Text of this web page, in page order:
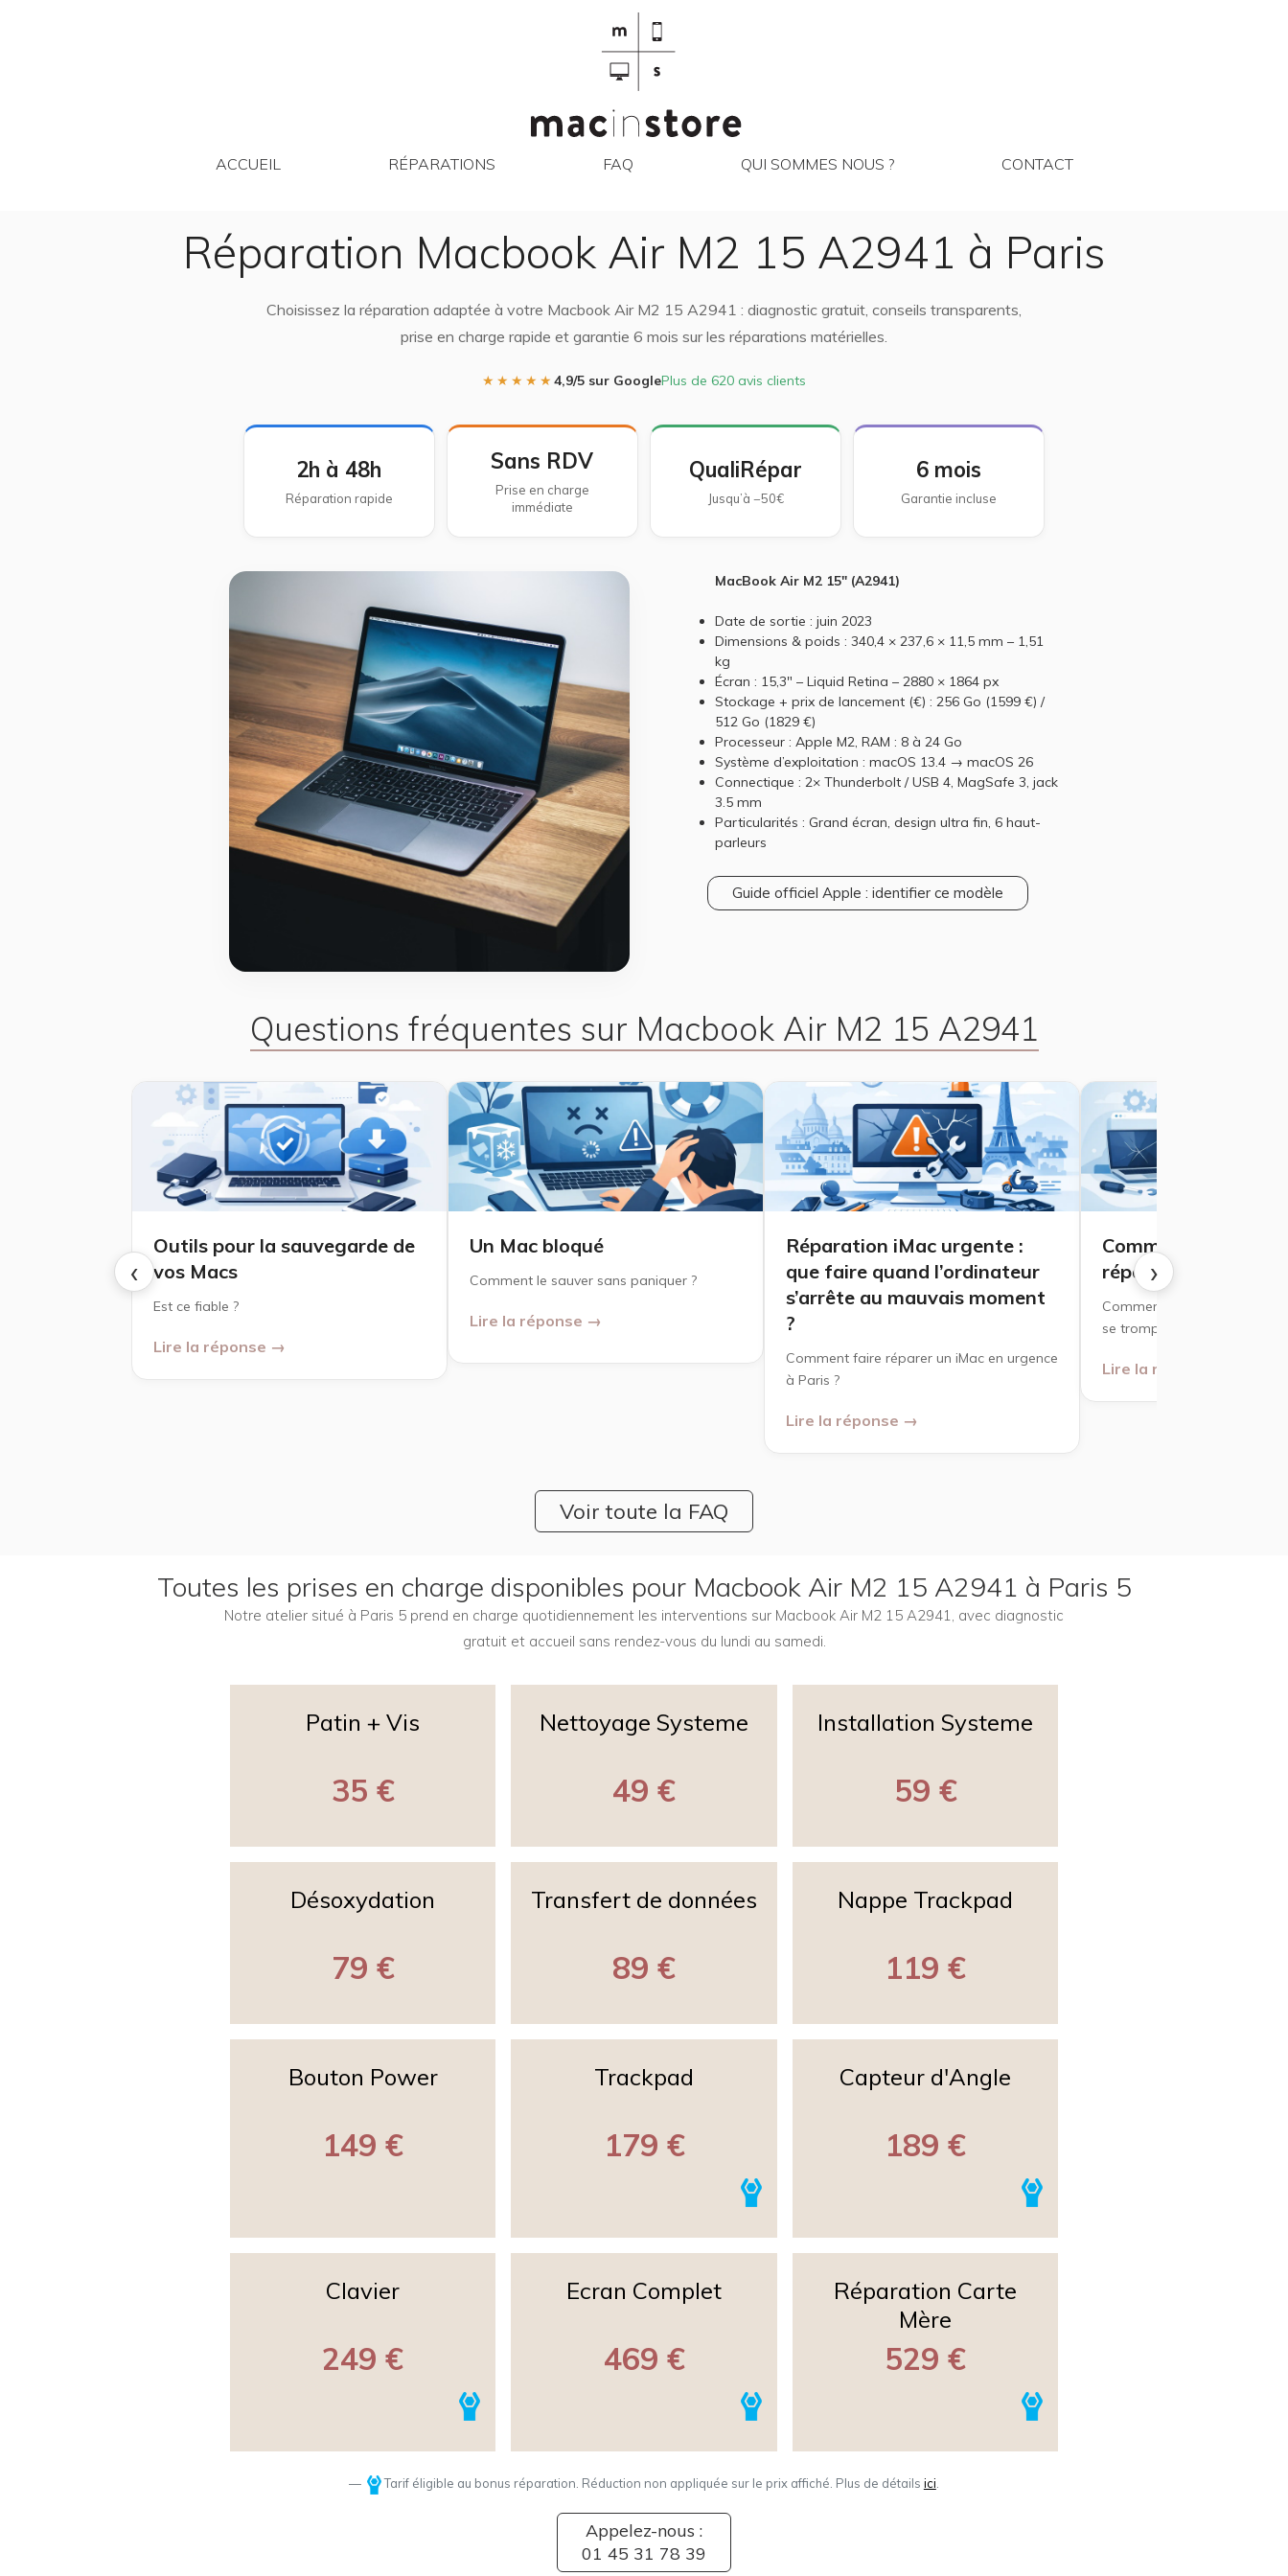
ACCUEIL RÉPARATIONS FAQ QUI SOMMES NOUS ? CONTACT
Réparation Macbook Air M2 15 A2941 à Paris
Choisissez la réparation adaptée à votre Macbook Air M2 15 A2941 : diagnostic gratuit, conseils transparents,
prise en charge rapide et garantie 6 mois sur les réparations matérielles.
★★★★★ 4,9/5 sur GooglePlus de 620 avis clients
2h à 48h
Réparation rapide
Sans RDV
Prise en charge
immédiate
QualiRépar
Jusqu’à −50€
6 mois
Garantie incluse
MacBook Air M2 15" (A2941)
Date de sortie : juin 2023
Dimensions & poids : 340,4 × 237,6 × 11,5 mm – 1,51
kg
Écran : 15,3" – Liquid Retina – 2880 × 1864 px
Stockage + prix de lancement (€) : 256 Go (1599 €) /
512 Go (1829 €)
Processeur : Apple M2, RAM : 8 à 24 Go
Système d’exploitation : macOS 13.4 → macOS 26
Connectique : 2× Thunderbolt / USB 4, MagSafe 3, jack
3.5 mm
Particularités : Grand écran, design ultra fin, 6 haut-
parleurs
Guide officiel Apple : identifier ce modèle
Questions fréquentes sur Macbook Air M2 15 A2941
‹ ›
Outils pour la sauvegarde de
vos Macs
Est ce fiable ?
Lire la réponse →
Un Mac bloqué
Comment le sauver sans paniquer ?
Lire la réponse →
Réparation iMac urgente :
que faire quand l’ordinateur
s’arrête au mauvais moment
?
Comment faire réparer un iMac en urgence
à Paris ?
Lire la réponse →
Comment choisir un
réparateur Mac
Comment choisir un
se tromper ?
Lire la réponse →
Voir toute la FAQ
Toutes les prises en charge disponibles pour Macbook Air M2 15 A2941 à Paris 5
Notre atelier situé à Paris 5 prend en charge quotidiennement les interventions sur Macbook Air M2 15 A2941, avec diagnostic
gratuit et accueil sans rendez-vous du lundi au samedi.
Patin + Vis
35 €
Nettoyage Systeme
49 €
Installation Systeme
59 €
Désoxydation
79 €
Transfert de données
89 €
Nappe Trackpad
119 €
Bouton Power
149 €
Trackpad
179 €
Capteur d'Angle
189 €
Clavier
249 €
Ecran Complet
469 €
Réparation Carte
Mère
529 €
Tarif éligible au bonus réparation. Réduction non appliquée sur le prix affiché. Plus de détails ici
Appelez-nous :
01 45 31 78 39